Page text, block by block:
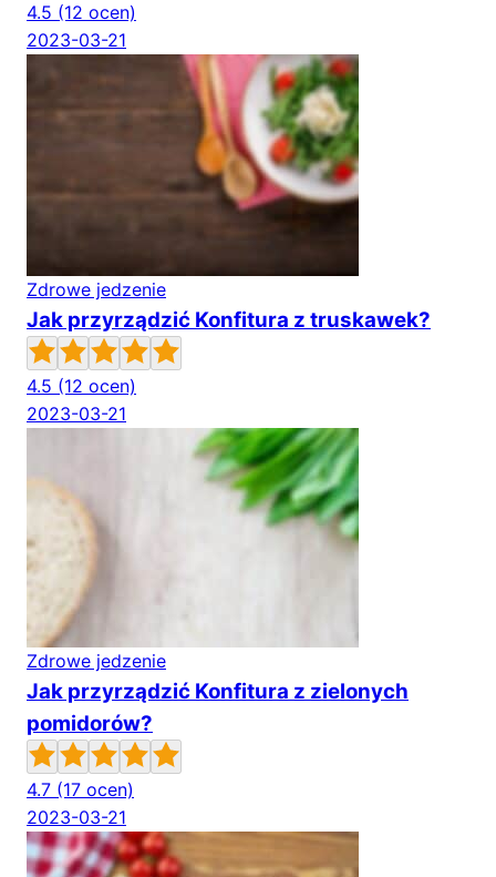
4.5 (12 ocen)
2023-03-21
Zdrowe jedzenie
Jak przyrządzić Konfitura z truskawek?
4.5 (12 ocen)
2023-03-21
Zdrowe jedzenie
Jak przyrządzić Konfitura z zielonych
pomidorów?
4.7 (17 ocen)
2023-03-21